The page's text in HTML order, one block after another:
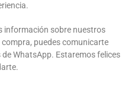
información sobre nuestros
puedes comunicarte
WhatsApp. Estaremos felices